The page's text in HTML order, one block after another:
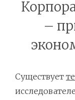
–
Существует